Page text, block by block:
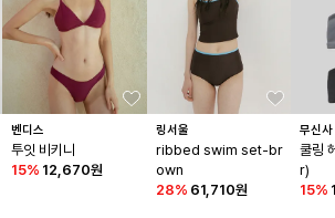
벤디스
투잇 비키니
15% 12,670원
링서울
ribbed swim set-br
own
28% 61,710원
무신
쿨링
r)
15%